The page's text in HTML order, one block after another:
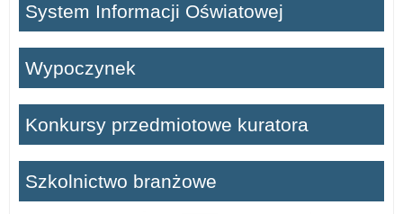
System Informacji Oświatowej
Wypoczynek
Konkursy przedmiotowe kuratora
Szkolnictwo branżowe